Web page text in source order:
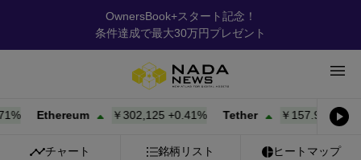
OwnersBook+スタート記念！
条件達成で最大30万円プレゼント
Ethereum ￥302,125 +0.41% Tether ￥157.90+0.02%
チャート 銘柄リスト ヒートマップ